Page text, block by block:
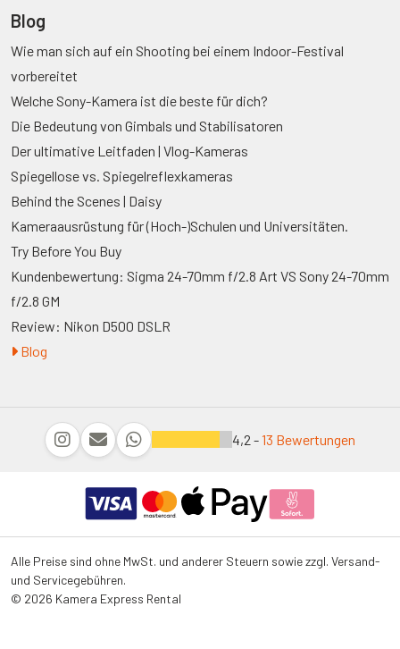
Blog
Wie man sich auf ein Shooting bei einem Indoor-Festival
vorbereitet
Welche Sony-Kamera ist die beste für dich?
Die Bedeutung von Gimbals und Stabilisatoren
Der ultimative Leitfaden | Vlog-Kameras
Spiegellose vs. Spiegelreflexkameras
Behind the Scenes | Daisy
Kameraausrüstung für (Hoch-)Schulen und Universitäten.
Try Before You Buy
Kundenbewertung: Sigma 24-70mm f/2.8 Art VS Sony 24-70mm
f/2.8 GM
Review: Nikon D500 DSLR
Blog
4,2 -13 Bewertungen
Alle Preise sind ohne MwSt. und anderer Steuern sowie zzgl. Versand-
und Servicegebühren.
© 2026 Kamera Express Rental